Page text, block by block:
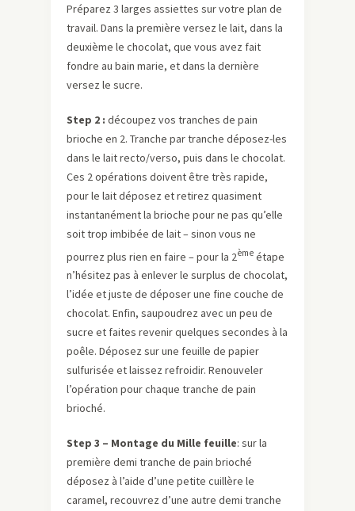
Préparez 3 larges assiettes sur votre plan de
travail. Dans la première versez le lait, dans la
deuxième le chocolat, que vous avez fait
fondre au bain marie, et dans la dernière
versez le sucre.
Step 2 : découpez vos tranches de pain
brioche en 2. Tranche par tranche déposez-les
dans le lait recto/verso, puis dans le chocolat.
Ces 2 opérations doivent être très rapide,
pour le lait déposez et retirez quasiment
instantanément la brioche pour ne pas qu’elle
soit trop imbibée de lait – sinon vous ne
pourrez plus rien en faire – pour la 2ème étape
n’hésitez pas à enlever le surplus de chocolat,
l’idée et juste de déposer une fine couche de
chocolat. Enfin, saupoudrez avec un peu de
sucre et faites revenir quelques secondes à la
poêle. Déposez sur une feuille de papier
sulfurisée et laissez refroidir. Renouveler
l’opération pour chaque tranche de pain
brioché.
Step 3 – Montage du Mille feuille: sur la
première demi tranche de pain brioché
déposez à l’aide d’une petite cuillère le
caramel, recouvrez d’une autre demi tranche